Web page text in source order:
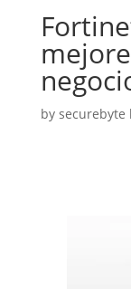
by securebyte